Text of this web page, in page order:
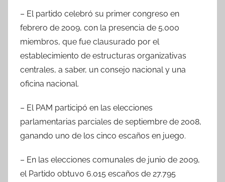
– El partido celebró su primer congreso en
febrero de 2009, con la presencia de 5.000
miembros, que fue clausurado por el
establecimiento de estructuras organizativas
centrales, a saber, un consejo nacional y una
oficina nacional.
– El PAM participó en las elecciones
parlamentarias parciales de septiembre de 2008,
ganando uno de los cinco escaños en juego.
– En las elecciones comunales de junio de 2009,
el Partido obtuvo 6.015 escaños de 27.795